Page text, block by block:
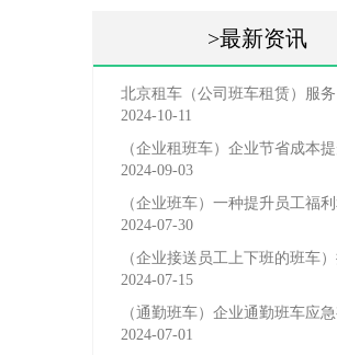
>最新资讯
2024-10-11
2024-09-03
2024-07-30
2024-07-15
2024-07-01